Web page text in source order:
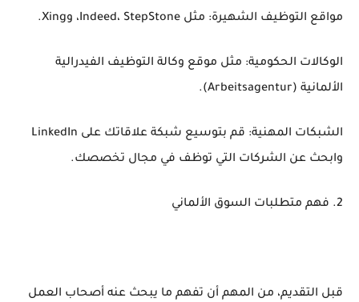
مواقع التوظيف الشهيرة: مثل Indeed، StepStone، وXing.
الوكالات الحكومية: مثل موقع وكالة التوظيف الفيدرالية
الألمانية (Arbeitsagentur).
الشبكات المهنية: قم بتوسيع شبكة علاقاتك على LinkedIn
وابحث عن الشركات التي توظف في مجال تخصصك.
2. فهم متطلبات السوق الألماني
قبل التقديم، من المهم أن تفهم ما يبحث عنه أصحاب العمل